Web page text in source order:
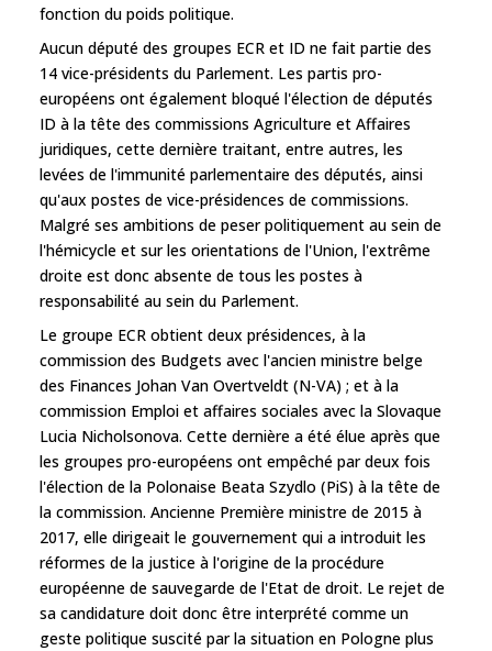
fonction du poids politique.
Aucun député des groupes ECR et ID ne fait partie des
14 vice-présidents du Parlement. Les partis pro-
européens ont également bloqué l'élection de députés
ID à la tête des commissions Agriculture et Affaires
juridiques, cette dernière traitant, entre autres, les
levées de l'immunité parlementaire des députés, ainsi
qu'aux postes de vice-présidences de commissions.
Malgré ses ambitions de peser politiquement au sein de
l'hémicycle et sur les orientations de l'Union, l'extrême
droite est donc absente de tous les postes à
responsabilité au sein du Parlement.
Le groupe ECR obtient deux présidences, à la
commission des Budgets avec l'ancien ministre belge
des Finances Johan Van Overtveldt (N-VA) ; et à la
commission Emploi et affaires sociales avec la Slovaque
Lucia Nicholsonova. Cette dernière a été élue après que
les groupes pro-européens ont empêché par deux fois
l'élection de la Polonaise Beata Szydlo (PiS) à la tête de
la commission. Ancienne Première ministre de 2015 à
2017, elle dirigeait le gouvernement qui a introduit les
réformes de la justice à l'origine de la procédure
européenne de sauvegarde de l'Etat de droit. Le rejet de
sa candidature doit donc être interprété comme un
geste politique suscité par la situation en Pologne plus